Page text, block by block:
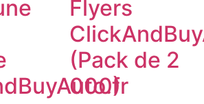
peuvent
être
sur
la
page
Flyers
(Pack de 2
000)